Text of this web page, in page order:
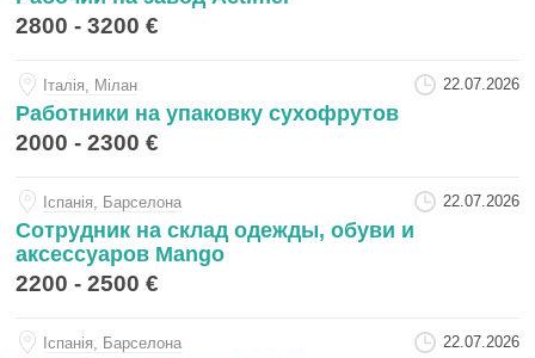
2800 - 3200 €
Iталiя, Мілан 22.07.2026
Работники на упаковку сухофрутов
2000 - 2300 €
Iспанiя, Барселона 22.07.2026
Сотрудник на склад одежды, обуви и
аксессуаров Mango
2200 - 2500 €
Iспанiя, Барселона 22.07.2026